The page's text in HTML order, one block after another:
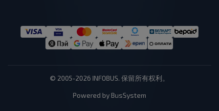
© 2005-2026 INFOBUS. 保留所有权利。
Powered by BusSystem